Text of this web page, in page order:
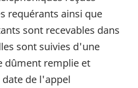
requérants ainsi que
sont recevables dans
sont suivies d'une
dûment remplie et
de l'appel